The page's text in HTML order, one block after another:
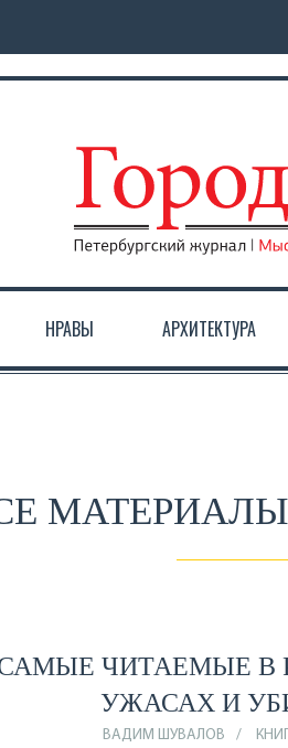
НРАВЫ АРХИТЕКТУРА
МАТЕРИАЛЫ
ЧИТАЕМЫЕ В
УЖАСАХ И
ВАДИМ ШУВАЛОВ